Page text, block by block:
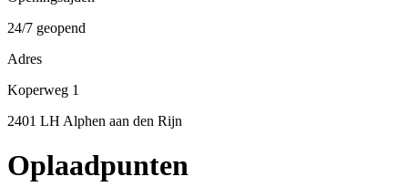
24/7 geopend
Adres
Koperweg 1
2401 LH Alphen aan den Rijn
Oplaadpunten